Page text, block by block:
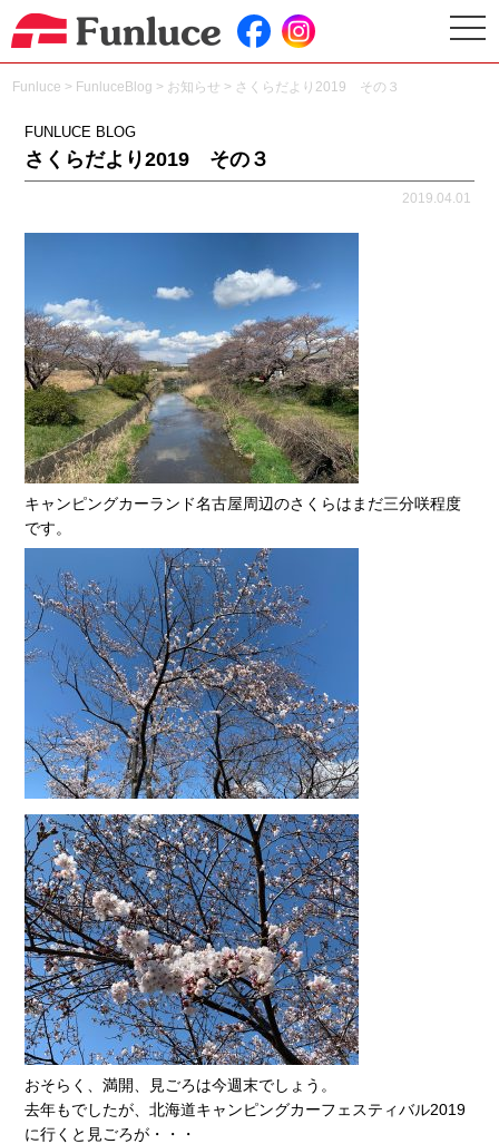
Funluce > FunluceBlog > お知らせ > さくらだより2019 その３
FUNLUCE BLOG
さくらだより2019 その３
2019.04.01
キャンピングカーランド名古屋周辺のさくらはまだ三分咲程度
です。
おそらく、満開、見ごろは今週末でしょう。
去年もでしたが、北海道キャンピングカーフェスティバル2019
に行くと見ごろが・・・